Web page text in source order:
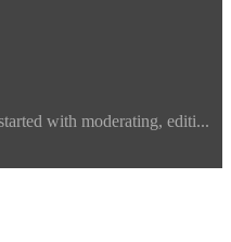
with moderating, editi...